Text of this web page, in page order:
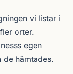
vi listar i
orter.
egen
de hämtades.